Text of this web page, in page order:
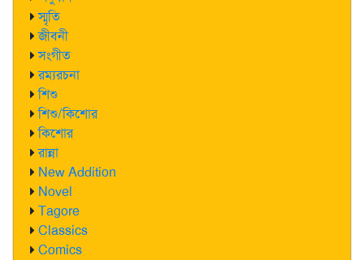
স্মৃতি
জীবনী
সংগীত
রম্যরচনা
শিশু
শিশু/কিশোর
কিশোর
রান্না
New Addition
Novel
Tagore
Classics
Comics